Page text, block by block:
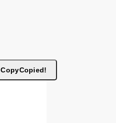
CopyCopied!